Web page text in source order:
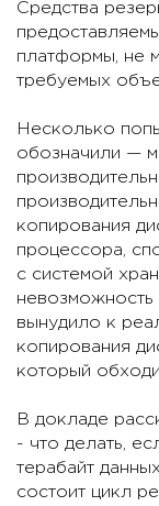
Средства
платформы, не
требуемых
Несколько
обозначили —
копирования
процессора,
с системой
невозможность
вынудило к
копирования
который
В докладе
- что делать,
терабайт
состоит цикл